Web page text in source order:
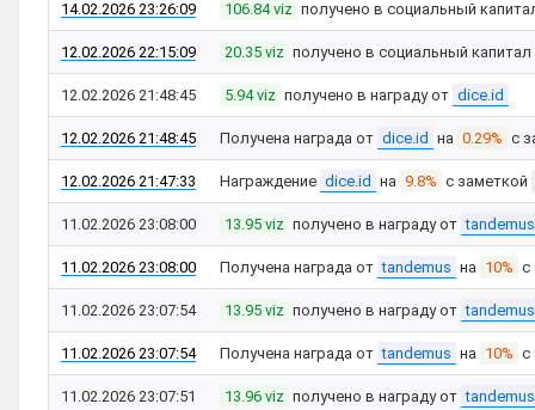
14.02.2026 23:26:09 106.84 viz получено в социальный
12.02.2026 22:15:09 20.35 viz получено в социальный
12.02.2026 21:48:45 5.94 viz получено в награду от dice.id
12.02.2026 21:48:45 Получена награда от dice.id на 0.29% с
12.02.2026 21:47:33 Награждение dice.id на 9.8% с заметкой
11.02.2026 23:08:00 13.95 viz получено в награду от tandemus
11.02.2026 23:08:00 Получена награда от tandemus на 10% с
11.02.2026 23:07:54 13.95 viz получено в награду от tandemus
11.02.2026 23:07:54 Получена награда от tandemus на 10% с
11.02.2026 23:07:51 13.96 viz получено в награду от tandemus